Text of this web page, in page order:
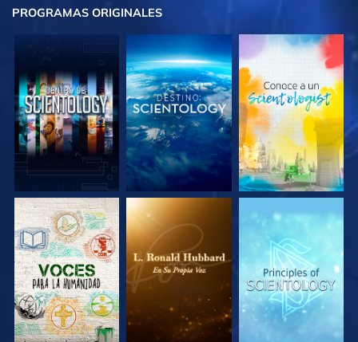
PROGRAMAS ORIGINALES
EXPLORA LAS
SERIES
EXPLORA LAS
SERIES
EXPLORA LAS
SERIES